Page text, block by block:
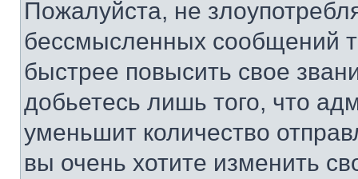
Пожалуйста, не
бессмысленных сообщений
быстрее повысить свое
добьетесь лишь того, что
уменьшит количество
вы очень хотите изменить